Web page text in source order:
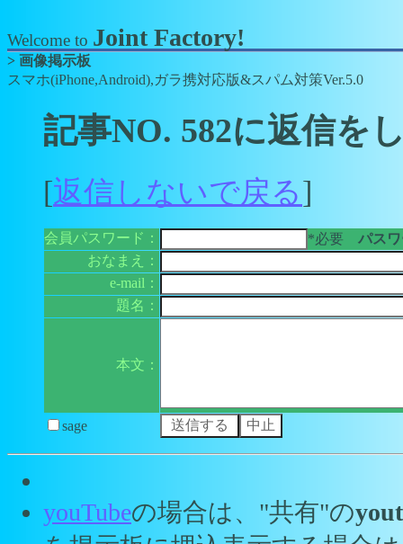
Welcome to Joint Factory!
> 画像掲示板
スマホ(iPhone,Android),ガラ携対応版&スパム対策Ver.5.0
記事NO. 582に返信を
[返信しないで戻る]
会員パスワード： *必要 パス
おなまえ：
e-mail：
題名：
本文：
sage
youTubeの場合は、"共有"の